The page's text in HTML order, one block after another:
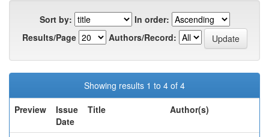
Sort by:
In order:
Results/Page
Authors/Record:
Showing results 1 to 4 of 4
Preview
Issue
Date
Title Author(s)